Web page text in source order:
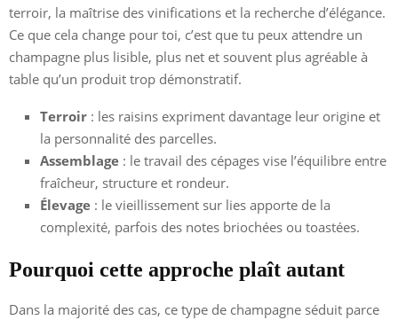
terroir, la maîtrise des vinifications et la recherche d’élégance.
Ce que cela change pour toi, c’est que tu peux attendre un
champagne plus lisible, plus net et souvent plus agréable à
table qu’un produit trop démonstratif.
Terroir : les raisins expriment davantage leur origine et
la personnalité des parcelles.
Assemblage : le travail des cépages vise l’équilibre entre
fraîcheur, structure et rondeur.
Élevage : le vieillissement sur lies apporte de la
complexité, parfois des notes briochées ou toastées.
Pourquoi cette approche plaît autant
Dans la majorité des cas, ce type de champagne séduit parce